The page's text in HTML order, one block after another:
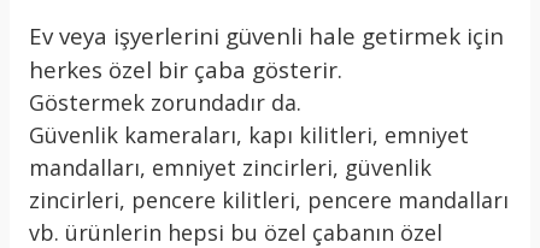
Ev veya işyerlerini güvenli hale getirmek için
herkes özel bir çaba gösterir.
Göstermek zorundadır da.
Güvenlik kameraları, kapı kilitleri, emniyet
mandalları, emniyet zincirleri, güvenlik
zincirleri, pencere kilitleri, pencere mandalları
vb. ürünlerin hepsi bu özel çabanın özel